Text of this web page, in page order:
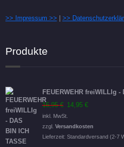
>> Impressum >> >>
Produkte
FEUERWEHR freiWILLIg -
16,95€ Ursprünglicher
Preis
war:
16,95 €
14,95 €
ist:
14,95 €.
inkl. MwSt.
zzgl. Versandkosten
Lieferzeit: Standardversand (2-7